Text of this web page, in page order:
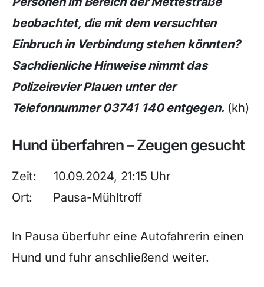
beobachtet, die mit dem versuchten
Einbruch in Verbindung stehen könnten?
Sachdienliche Hinweise nimmt das
Polizeirevier Plauen unter der
Telefonnummer 03741 140 entgegen. (kh)
Hund überfahren – Zeugen gesucht
Zeit: 10.09.2024, 21:15 Uhr
Ort: Pausa-Mühltroff
In Pausa überfuhr eine Autofahrerin einen
Hund und fuhr anschließend weiter.